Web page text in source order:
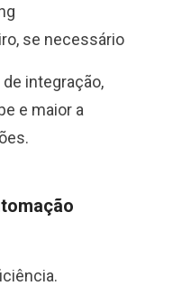
se necessário
integração,
e maior a